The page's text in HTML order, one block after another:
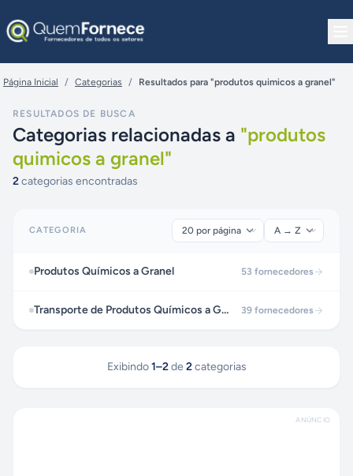
Página Inicial / Categorias / Resultados para "produtos quimicos a granel"
RESULTADOS DE BUSCA
Categorias relacionadas a "produtos
quimicos a granel"
2categorias encontradas
CATEGORIA
Produtos Químicos a Granel 53 fornecedores
Transporte de Produtos Químicos a Granel 39 fornecedores
Exibindo 1–2 de 2 categorias
ANÚNCIO